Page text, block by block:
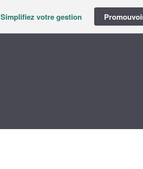
Simplifiez votre gestion